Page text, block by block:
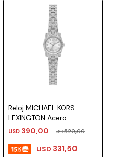
Reloj MICHAEL KORS
LEXINGTON Acero
Plateado Esfera 19mm
USD 390,00 USD520,00
USD 331,50